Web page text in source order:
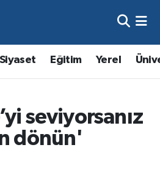
Siyaset Eğitim Yerel
seviyorsanız
dönün'
ve Fikstür